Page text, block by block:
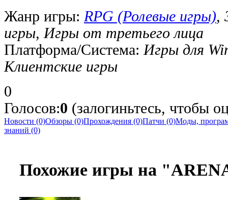
Жанр игры: RPG (Ролевые игры),
игры, Игры от третьего лица
Платформа/Система: Игры для
Клиентские игры
0
Голосов:0 (залогиньтесь, чтобы
Новости (0)Обзоры (0)Прохождения (0)Патчи (0)Моды,
знаний (0)
Похожие игры на